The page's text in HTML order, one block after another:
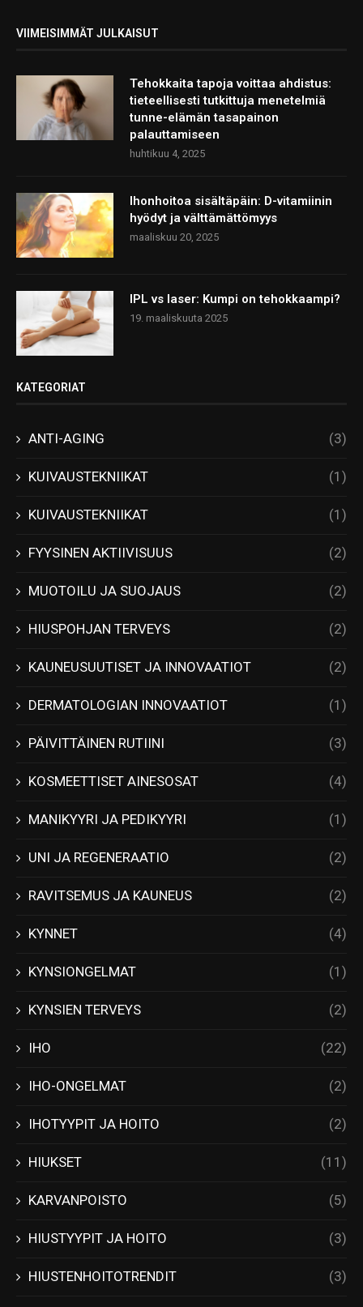
VIIMEISIMMÄT JULKAISUT
Tehokkaita tapoja voittaa ahdistus:
tieteellisesti tutkittuja menetelmiä
tunne-elämän tasapainon
palauttamiseen
huhtikuu 4, 2025
Ihonhoitoa sisältäpäin: D-vitamiinin
hyödyt ja välttämättömyys
maaliskuu 20, 2025
IPL vs laser: Kumpi on tehokkaampi?
19. maaliskuuta 2025
KATEGORIAT
ANTI-AGING (3)
KUIVAUSTEKNIIKAT (1)
KUIVAUSTEKNIIKAT (1)
FYYSINEN AKTIIVISUUS (2)
MUOTOILU JA SUOJAUS (2)
HIUSPOHJAN TERVEYS (2)
KAUNEUSUUTISET JA INNOVAATIOT (2)
DERMATOLOGIAN INNOVAATIOT (1)
PÄIVITTÄINEN RUTIINI (3)
KOSMEETTISET AINESOSAT (4)
MANIKYYRI JA PEDIKYYRI (1)
UNI JA REGENERAATIO (2)
RAVITSEMUS JA KAUNEUS (2)
KYNNET (4)
KYNSIONGELMAT (1)
KYNSIEN TERVEYS (2)
IHO (22)
IHO-ONGELMAT (2)
IHOTYYPIT JA HOITO (2)
HIUKSET (11)
KARVANPOISTO (5)
HIUSTYYPIT JA HOITO (3)
HIUSTENHOITOTRENDIT (3)